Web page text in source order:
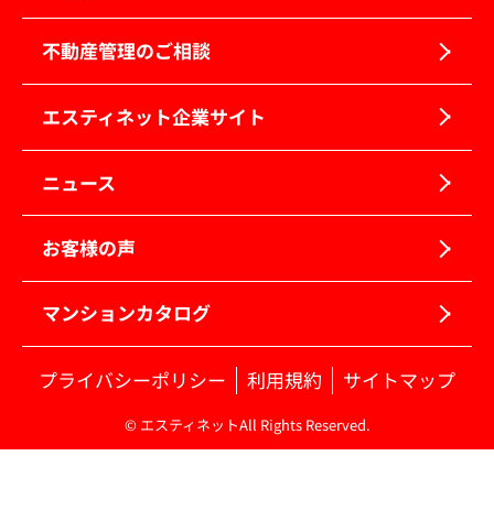
不動産管理のご相談
エスティネット企業サイト
ニュース
お客様の声
マンションカタログ
プライバシーポリシー 利用規約 サイトマップ
© エスティネットAll Rights Reserved.